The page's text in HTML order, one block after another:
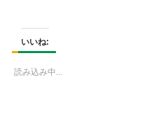
いいね:
読み込み中...